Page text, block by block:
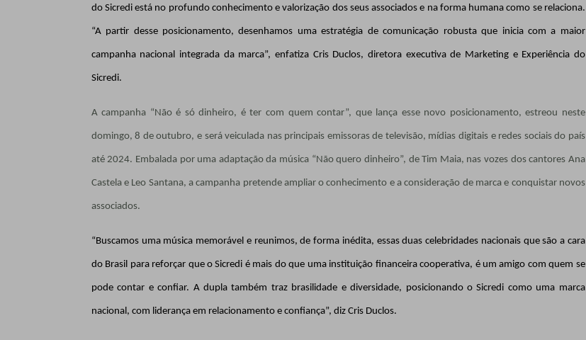
do Sicredi está no profundo conhecimento e valorização dos seus associados e na forma humana como se relaciona.
“A partir desse posicionamento, desenhamos uma estratégia de comunicação robusta que inicia com a maior
campanha nacional integrada da marca”, enfatiza Cris Duclos, diretora executiva de Marketing e Experiência do
Sicredi.
A campanha “Não é só dinheiro, é ter com quem contar”, que lança esse novo posicionamento, estreou neste
domingo, 8 de outubro, e será veiculada nas principais emissoras de televisão, mídias digitais e redes sociais do país
até 2024. Embalada por uma adaptação da música “Não quero dinheiro”, de Tim Maia, nas vozes dos cantores Ana
Castela e Leo Santana, a campanha pretende ampliar o conhecimento e a consideração de marca e conquistar novos
associados.
“Buscamos uma música memorável e reunimos, de forma inédita, essas duas celebridades nacionais que são a cara
do Brasil para reforçar que o Sicredi é mais do que uma instituição financeira cooperativa, é um amigo com quem se
pode contar e confiar. A dupla também traz brasilidade e diversidade, posicionando o Sicredi como uma marca
nacional, com liderança em relacionamento e confiança”, diz Cris Duclos.